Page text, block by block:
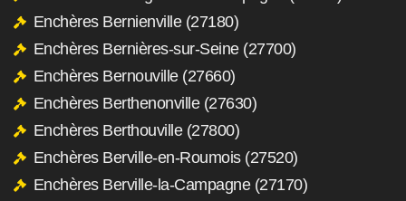
Enchères Bernienville (27180)
Enchères Bernières-sur-Seine (27700)
Enchères Bernouville (27660)
Enchères Berthenonville (27630)
Enchères Berthouville (27800)
Enchères Berville-en-Roumois (27520)
Enchères Berville-la-Campagne (27170)